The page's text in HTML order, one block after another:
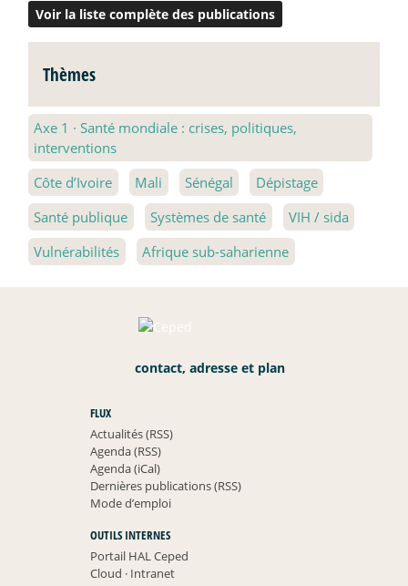
Voir la liste complète des publications
Thèmes
Axe 1 · Santé mondiale : crises, politiques,
interventions
Côte d’Ivoire
Mali Sénégal
Dépistage
Santé publique
Systèmes de santé
VIH / sida
Vulnérabilités
Afrique sub-saharienne
contact, adresse et plan
FLUX
Actualités (RSS)
Agenda (RSS)
Agenda (iCal)
Dernières publications (RSS)
Mode d’emploi
OUTILS INTERNES
Portail HAL Ceped
Cloud ·Intranet